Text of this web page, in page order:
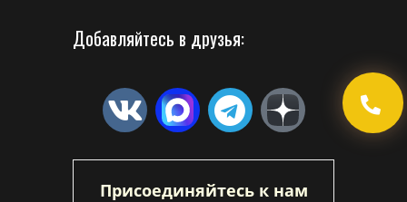
Добавляйтесь в друзья:
Присоединяйтесь к нам